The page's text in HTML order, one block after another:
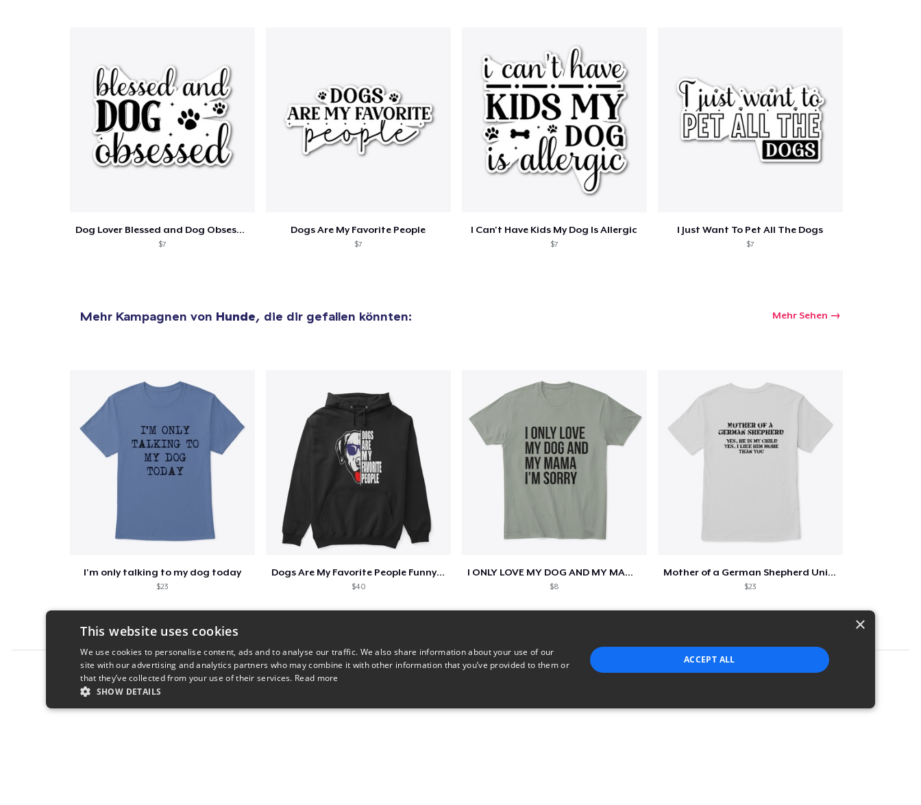
Dog Lover Blessed and Dog Obsessed
$7
Dogs Are My Favorite People
$7
I Can't Have Kids My Dog Is Allergic
$7
I Just Want To Pet All The Dogs
$7
Mehr Kampagnen von Hunde, die dir gefallen könnten: Mehr Sehen
I'm only talking to my dog today
$23
Dogs Are My Favorite People Funny Gift
$40
I ONLY LOVE MY DOG AND MY MAMA I'M SORRY
$8
Mother of a German Shepherd Unisex Tee
$23
Report this product
Bella Canvas 3001 | Classic Unisex Jersey T-Shirt
21,99 $
Comfort Tee
35,99 $
Comfort Colors 1717 | Classic Heavyweight T-Shirt
Classic Long Sleeve Tee
Next Level 3600 | Premium Ring-Spun Cotton T-Shirt
21,99 $
×
This website uses cookies
We use cookies to personalise content, ads and to analyse our traffic. We also share information about your use of our
site with our advertising and analytics partners who may combine it with other information that you’ve provided to them or
that they’ve collected from your use of their services. Read more
SHOW DETAILS
ACCEPT ALL